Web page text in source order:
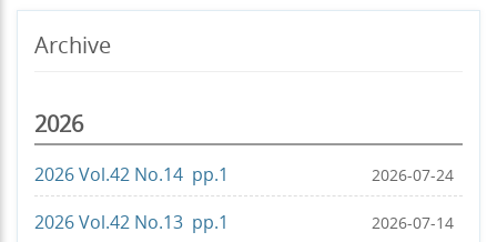
Archive
2026
2026 Vol.42 No.14 pp.1 2026-07-24
2026 Vol.42 No.13 pp.1 2026-07-14